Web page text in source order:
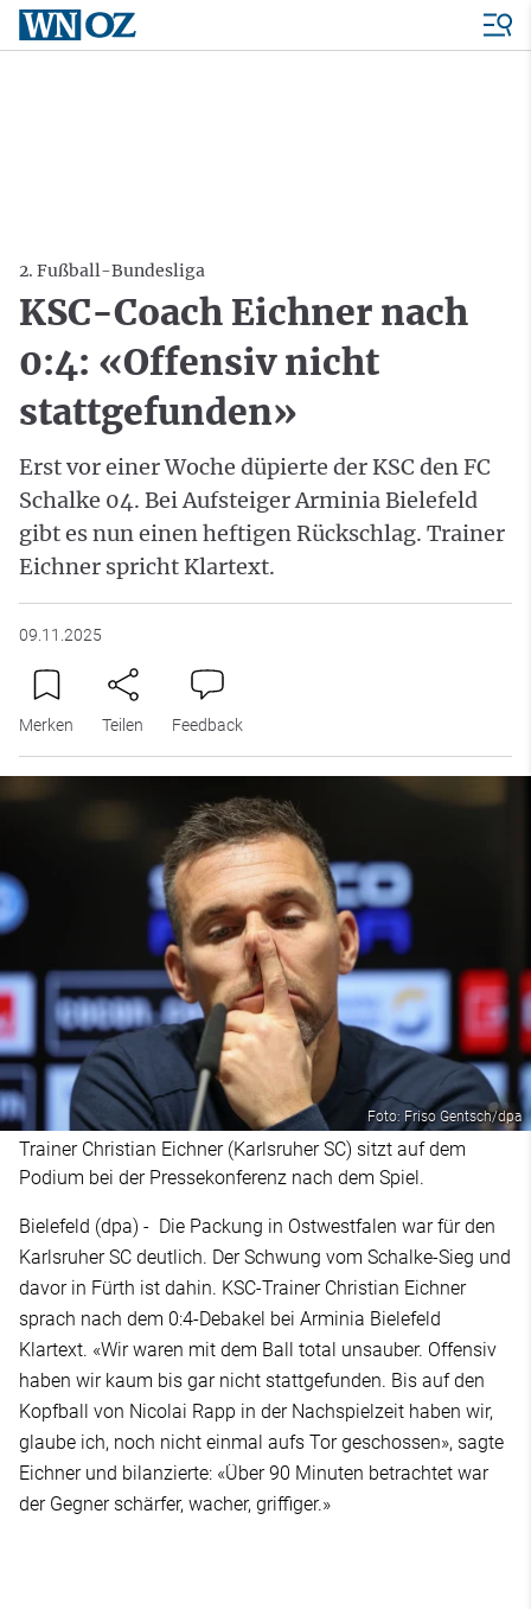
2. Fußball-Bundesliga
KSC-Coach Eichner nach
0:4: «Offensiv nicht
stattgefunden»
Erst vor einer Woche düpierte der KSC den FC
Schalke 04. Bei Aufsteiger Arminia Bielefeld
gibt es nun einen heftigen Rückschlag. Trainer
Eichner spricht Klartext.
09.11.2025
Merken Teilen Feedback
Foto: Friso Gentsch/dpa
Trainer Christian Eichner (Karlsruher SC) sitzt auf dem
Podium bei der Pressekonferenz nach dem Spiel.
Bielefeld (dpa) - Die Packung in Ostwestfalen war für den
Karlsruher SC deutlich. Der Schwung vom Schalke-Sieg und
davor in Fürth ist dahin. KSC-Trainer Christian Eichner
sprach nach dem 0:4-Debakel bei Arminia Bielefeld
Klartext. «Wir waren mit dem Ball total unsauber. Offensiv
haben wir kaum bis gar nicht stattgefunden. Bis auf den
Kopfball von Nicolai Rapp in der Nachspielzeit haben wir,
glaube ich, noch nicht einmal aufs Tor geschossen», sagte
Eichner und bilanzierte: «Über 90 Minuten betrachtet war
der Gegner schärfer, wacher, griffiger.»